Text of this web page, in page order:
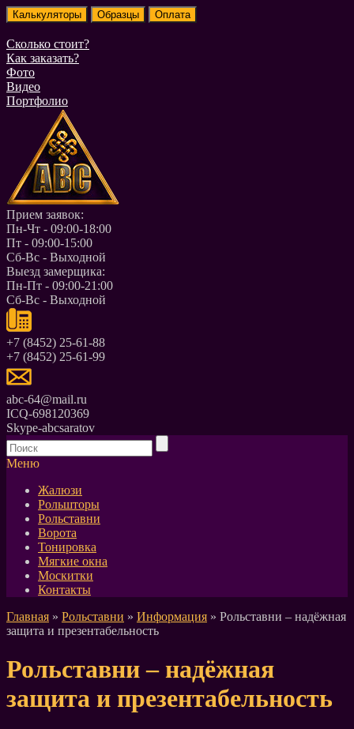
Сколько стоит?
Как заказать?
Фото
Видео
Портфолио
Прием заявок:
Пн-Чт - 09:00-18:00
Пт - 09:00-15:00
Сб-Вс - Выходной
Выезд замерщика:
Пн-Пт - 09:00-21:00
Сб-Вс - Выходной
+7 (8452) 25-61-88
+7 (8452) 25-61-99
abc-64@mail.ru
ICQ-698120369
Skype-abcsaratov
Меню
Жалюзи
Рольшторы
Рольставни
Ворота
Тонировка
Мягкие окна
Москитки
Контакты
Главная » Рольставни » Информация » Рольставни – надёжная
защита и презентабельность
Рольставни – надёжная
защита и презентабельность